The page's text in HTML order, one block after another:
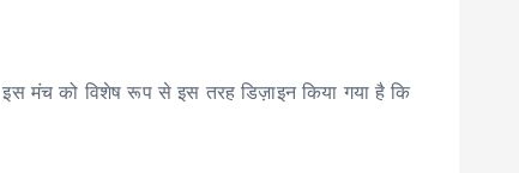
मंच को विशेष रूप से इस तरह डिज़ाइन किया गया है कि